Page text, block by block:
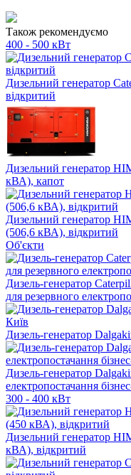
Також рекомендуємо
400 - 500 кВт
Дизельний генератор
відкритий
Дизельний генератор
кВА), капот
Дизельний генератор
(506,6 кВА), відкритий
Об'єкти
Дизель-генератор
для резервного
Дизель-генератор
Дизель-генератор
електропостачання
300 - 400 кВт
Дизельний генератор
кВА), відкритий